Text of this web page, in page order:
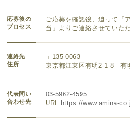
応募後の
プロセス
ご応募を確認後、追って「
当」よりご連絡させていた
連絡先
住所
〒135-0063
東京都江東区有明2-1-8 有
代表問い
合わせ先
03-5962-4595
URL: https://www.amina-